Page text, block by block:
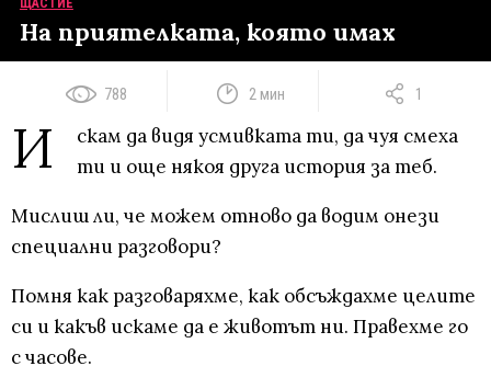
ЩАСТИЕ
На приятелката, която имах
788 2 мин 1
И
скам да видя усмивката ти, да чуя смеха
ти и още някоя друга история за теб.
Мислиш ли, че можем отново да водим онези
специални разговори?
Помня как разговаряхме, как обсъждахме целите
си и какъв искаме да е животът ни. Правехме го
с часове.